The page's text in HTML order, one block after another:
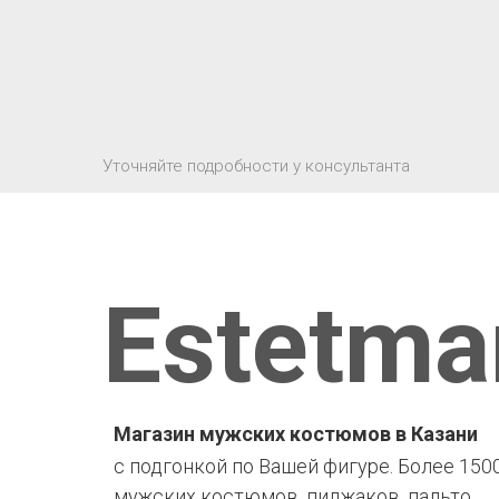
Уточняйте подробности у консультанта
с подгонкой по Вашей фигуре. Более
Магазин мужских костюмов в Казани